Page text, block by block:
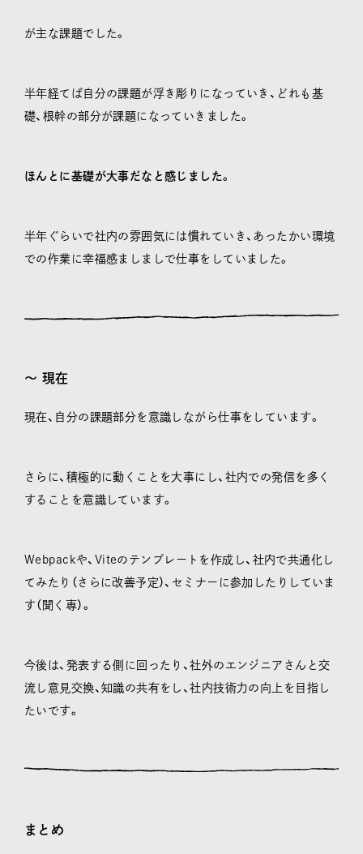
が主な課題でした。
半年経てば自分の課題が浮き彫りになっていき、どれも基
礎、根幹の部分が課題になっていきました。
ほんとに基礎が大事だなと感じました。
半年ぐらいで社内の雰囲気には慣れていき、あったかい環境
での作業に幸福感ましましで仕事をしていました。
〜 現在
現在、自分の課題部分を意識しながら仕事をしています。
さらに、積極的に動くことを大事にし、社内での発信を多く
することを意識しています。
Webpackや、Viteのテンプレートを作成し、社内で共通化し
てみたり（さらに改善予定）、セミナーに参加したりしていま
す（聞く専）。
今後は、発表する側に回ったり、社外のエンジニアさんと交
流し意見交換、知識の共有をし、社内技術力の向上を目指し
たいです。
まとめ